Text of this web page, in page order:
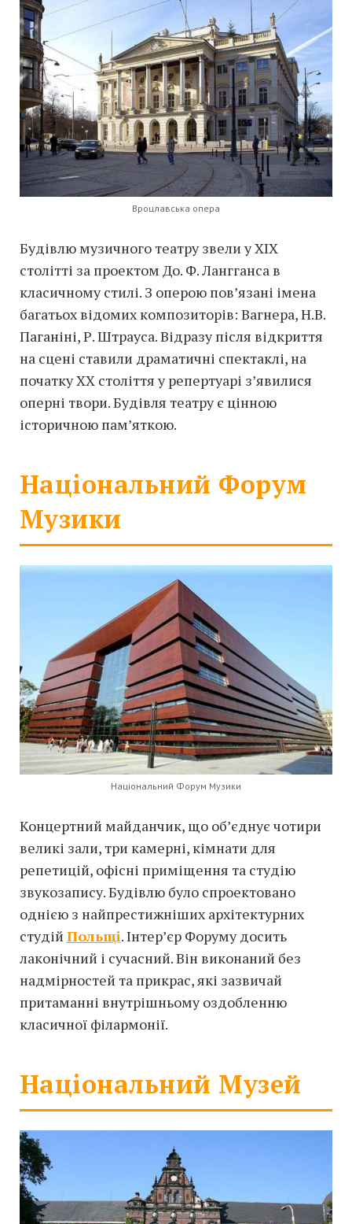
Вроцлавська опера
Будівлю музичного театру звели у ХІХ
столітті за проектом До. Ф. Лангганса в
класичному стилі. З оперою пов’язані імена
багатьох відомих композиторів: Вагнера, Н.В.
Паганіні, Р. Штрауса. Відразу після відкриття
на сцені ставили драматичні спектаклі, на
початку XX століття у репертуарі з’явилися
оперні твори. Будівля театру є цінною
історичною пам’яткою.
Національний Форум
Музики
Національний Форум Музики
Концертний майданчик, що об’єднує чотири
великі зали, три камерні, кімнати для
репетицій, офісні приміщення та студію
звукозапису. Будівлю було спроектовано
однією з найпрестижніших архітектурних
студій Польщі. Інтер’єр Форуму досить
лаконічний і сучасний. Він виконаний без
надмірностей та прикрас, які зазвичай
притаманні внутрішньому оздобленню
класичної філармонії.
Національний Музей